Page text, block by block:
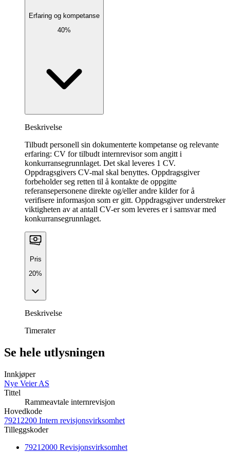
Erfaring og kompetanse
40%
Beskrivelse
Tilbudt personell sin dokumenterte kompetanse og relevante
erfaring: CV for tilbudt internrevisor som angitt i
konkurransegrunnlaget. Det skal leveres 1 CV.
Oppdragsgivers CV-mal skal benyttes. Oppdragsgiver
forbeholder seg retten til å kontakte de oppgitte
referansepersonene direkte og/eller andre kilder for å
verifisere informasjon som er gitt. Oppdragsgiver understreker
viktigheten av at antall CV-er som leveres er i samsvar med
konkurransegrunnlaget.
Pris
20%
Beskrivelse
Timerater
Se hele utlysningen
Innkjøper
Nye Veier AS
Tittel
Rammeavtale internrevisjon
Hovedkode
79212200 Intern revisjonsvirksomhet
Tilleggskoder
79212000 Revisjonsvirksomhet